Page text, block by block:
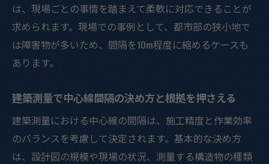
は、現場ごとの事情を踏まえて柔軟に対応できることが
求められます。現場での事例として、都市部の狭小地で
は障害物が多いため、間隔を10m程度に縮めるケースも
あります。
建築測量で中心線間隔の決め方と根拠を押さえる
建築測量における中心線の間隔は、施工精度と作業効率
のバランスを考慮して決定されます。基本的な決め方
は、設計図の規模や現場の状況、測量する構造物の種類